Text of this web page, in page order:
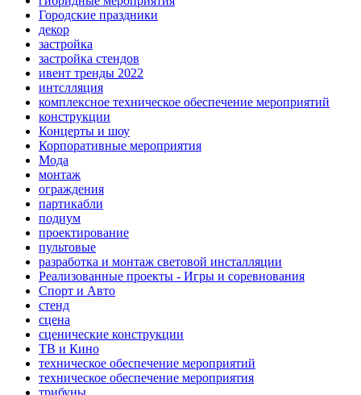
Городские праздники
декор
застройка
застройка стендов
ивент тренды 2022
интслляция
комплексное техническое обеспечение мероприятий
конструкции
Концерты и шоу
Корпоративные мероприятия
Мода
монтаж
ограждения
партикабли
подиум
проектирование
пультовые
разработка и монтаж световой инсталляции
Реализованные проекты - Игры и соревнования
Спорт и Авто
стенд
сцена
сценические конструкции
ТВ и Кино
техническое обеспечение мероприятий
техническое обеспечение мероприятия
трибуны